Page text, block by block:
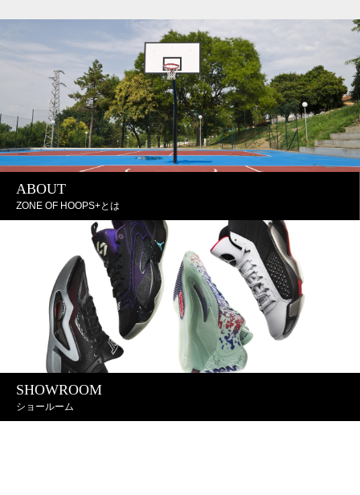
ABOUT
ZONE OF HOOPS+とは
SHOWROOM
ショールーム